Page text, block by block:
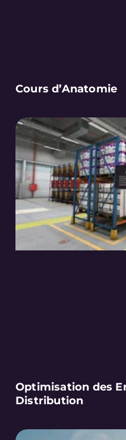
Cours d’Anatomie
Optimisation des
Distribution